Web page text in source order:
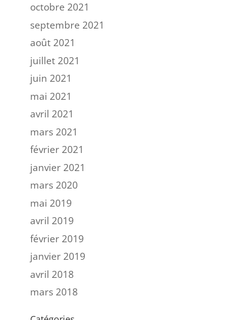
octobre 2021
septembre 2021
août 2021
juillet 2021
juin 2021
mai 2021
avril 2021
mars 2021
février 2021
janvier 2021
mars 2020
mai 2019
avril 2019
février 2019
janvier 2019
avril 2018
mars 2018